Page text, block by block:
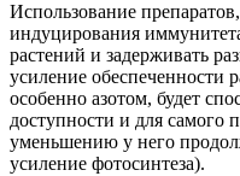
Использование
индуцирования
растений и задерживать
усиление обеспеченности
особенно азотом, будет
доступности и для самого
уменьшению у него
усиление фотосинтеза).